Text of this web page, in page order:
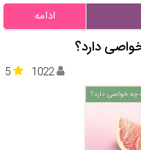
ادامه
دارد؟
5 1022